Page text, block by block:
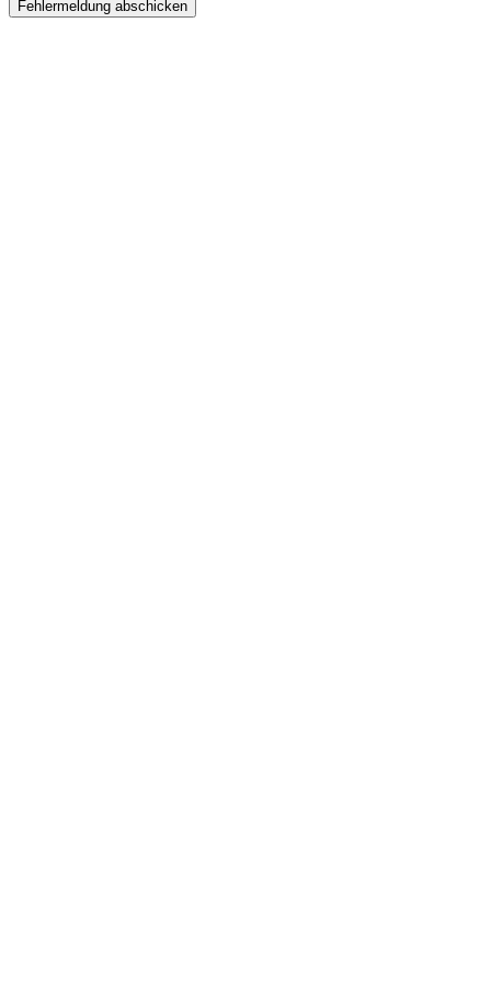
Fehlermeldung abschicken